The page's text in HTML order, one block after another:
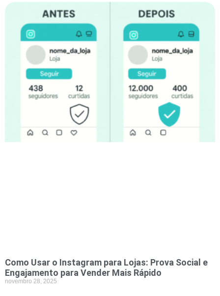
Como Usar o Instagram para Lojas: Prova Social e
Engajamento para Vender Mais Rápido
novembro 28, 2025